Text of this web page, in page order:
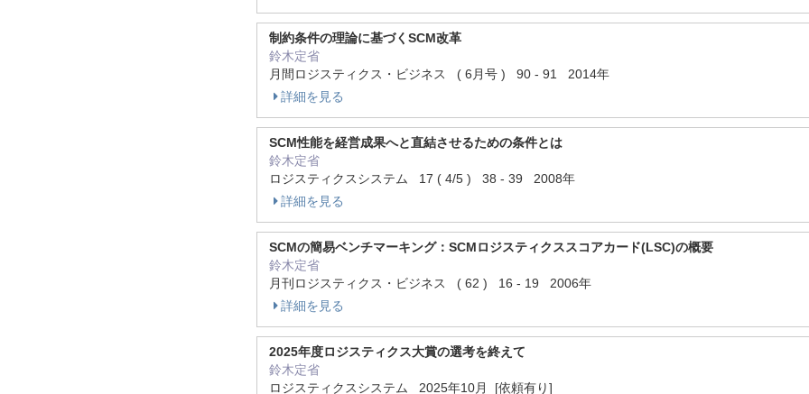
制約条件の理論に基づくSCM改革
鈴木定省
月間ロジスティクス・ビジネス ( 6月号 ) 90 - 91 2014年
詳細を見る
SCM性能を経営成果へと直結させるための条件とは
鈴木定省
ロジスティクスシステム 17 ( 4/5 ) 38 - 39 2008年
詳細を見る
SCMの簡易ベンチマーキング：SCMロジスティクススコアカード(LSC)の概要
鈴木定省
月刊ロジスティクス・ビジネス ( 62 ) 16 - 19 2006年
詳細を見る
2025年度ロジスティクス大賞の選考を終えて
鈴木定省
ロジスティクスシステム 2025年10月 [依頼有り]